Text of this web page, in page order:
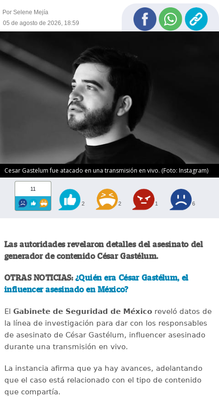
Por Selene Mejía
05 de agosto de 2026, 18:59
Cesar Gastelum fue atacado en una transmisión en vivo. (Foto: Instagram)
11
2 2 1 6
Las autoridades revelaron detalles del asesinato del
generador de contenido César Gastélum.
OTRAS NOTICIAS: ¿Quién era César Gastélum, el
influencer asesinado en México?
El Gabinete de Seguridad de Méxicoreveló datos de
la línea de investigación para dar con los responsables
de asesinato de César Gastélum, influencer asesinado
durante una transmisión en vivo.
La instancia afirma que ya hay avances, adelantando
que el caso está relacionado con el tipo de contenido
que compartía.